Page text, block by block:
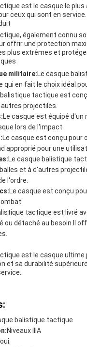
est le casque le
ceux qui sont en service..
également connu
offrir une protection
plus extrêmes et
militaire:Le casque
en fait le choix idéal
tactique est
projectiles.
Le casque est équipé
lors de l'impact.
Le casque est conçu
approprié pour une
Le casque balistique
et à d'autres
l'ordre.
Le casque est conçu
tactique est livré
détaché au besoin.Il
est le casque
et sa durabilité
balistique tactique
Niveaux IIIA